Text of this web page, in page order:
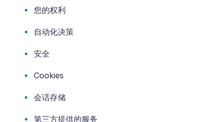
您的权利
自动化决策
安全
Cookies
会话存储
第三方提供的服务